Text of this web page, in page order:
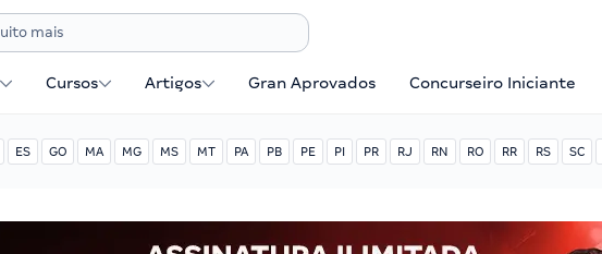
Cursos Artigos Gran Aprovados Concurseiro Iniciante
ES GO MA MG MS MT PA PB PE PI PR RJ RN RO RR RS SC